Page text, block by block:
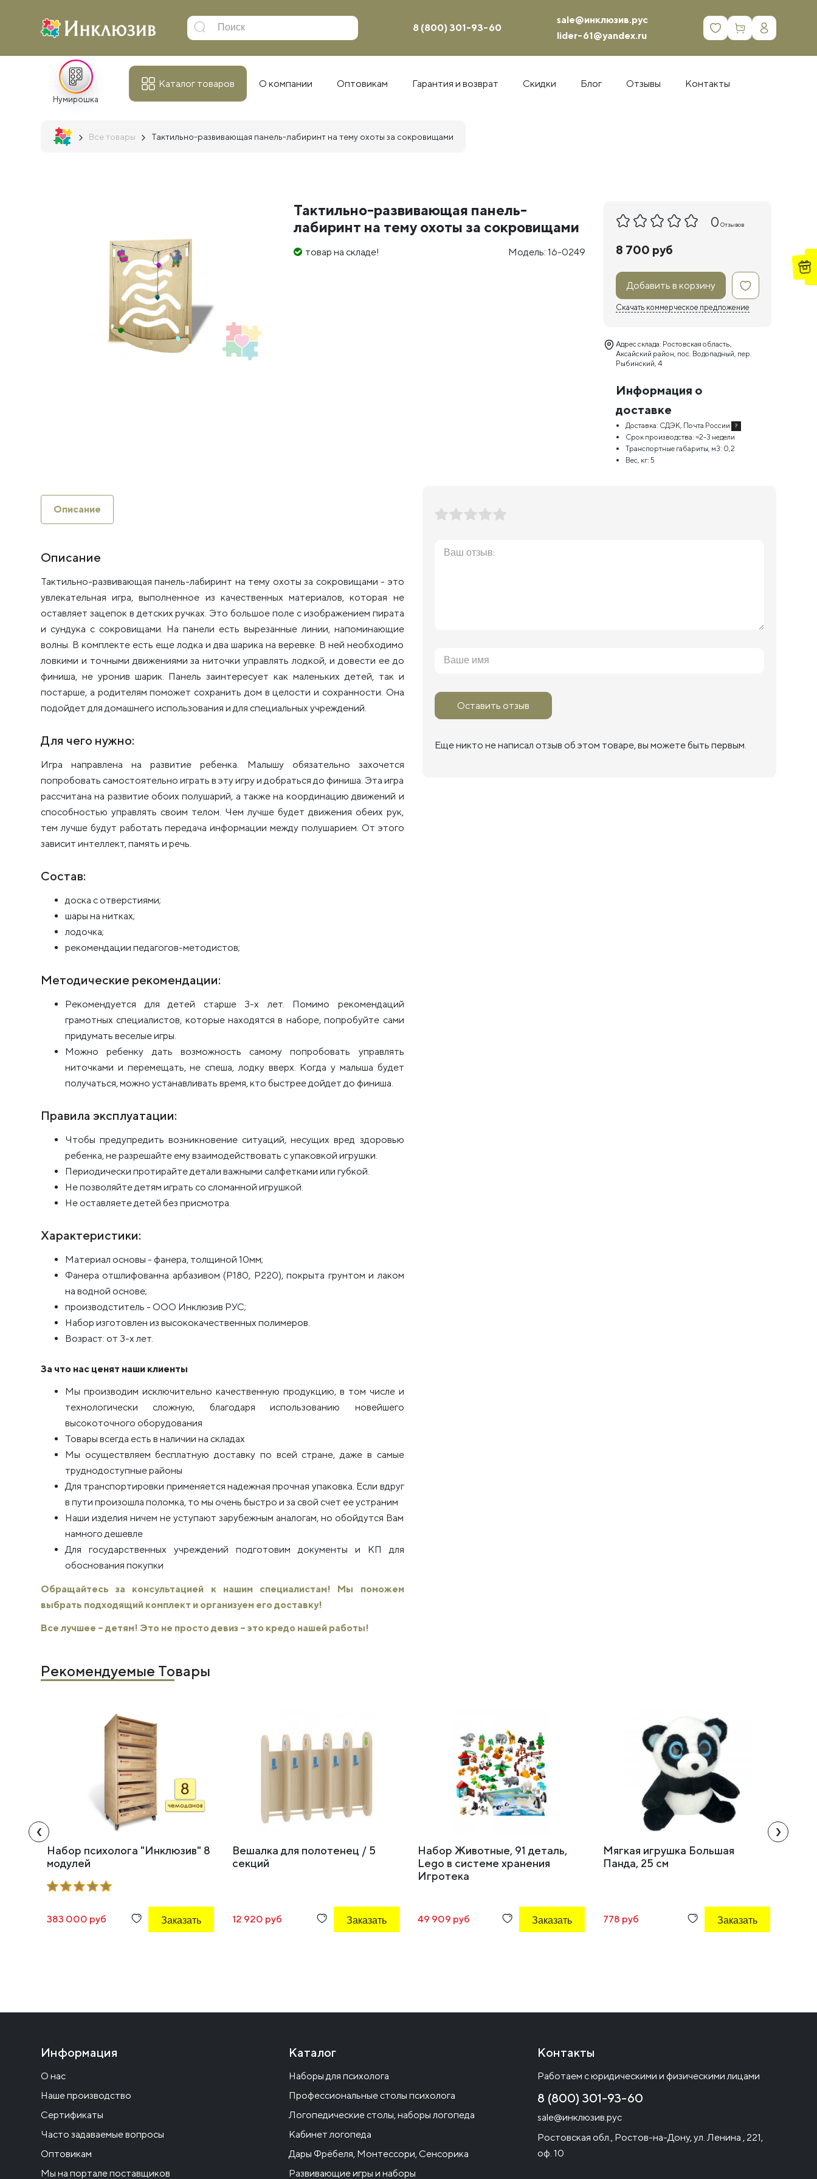
8 (800) 301-93-60
sale@инклюзив.рус
lider-61@yandex.ru
0
Нумирошка
Каталог товаров О компании Оптовикам Гарантия и возврат Скидки Блог Отзывы Контакты
Все товары Тактильно-развивающая панель-лабиринт на тему охоты за сокровищами
Тактильно-развивающая панель-
лабиринт на тему охоты за сокровищами
товар на складе! Модель: 16-0249
0 Отзывов
8 700 руб
Добавить в корзину
Скачать коммерческое предложение
Адрес склада: Ростовская область,
Аксайский район, пос. Водопадный, пер.
Рыбинский, 4
Информация о
доставке
Доставка: СДЭК, Почта России ?
Срок производства: ≈2-3 недели
Транспортные габариты, м3: 0,2
Вес, кг: 5
Описание
Описание
Тактильно-развивающая панель-лабиринт на тему охоты за сокровищами - это
увлекательная игра, выполненное из качественных материалов, которая не
оставляет зацепок в детских ручках. Это большое поле с изображением пирата
и сундука с сокровищами. На панели есть вырезанные линии, напоминающие
волны. В комплекте есть еще лодка и два шарика на веревке. В ней необходимо
ловкими и точными движениями за ниточки управлять лодкой, и довести ее до
финиша, не уронив шарик. Панель заинтересует как маленьких детей, так и
постарше, а родителям поможет сохранить дом в целости и сохранности. Она
подойдет для домашнего использования и для специальных учреждений.
Для чего нужно:
Игра направлена на развитие ребенка. Малышу обязательно захочется
попробовать самостоятельно играть в эту игру и добраться до финиша. Эта игра
рассчитана на развитие обоих полушарий, а также на координацию движений и
способностью управлять своим телом. Чем лучше будет движения обеих рук,
тем лучше будут работать передача информации между полушарием. От этого
зависит интеллект, память и речь.
Состав:
доска с отверстиями;
шары на нитках;
лодочка;
рекомендации педагогов-методистов;
Методические рекомендации:
Рекомендуется для детей старше 3-х лет. Помимо рекомендаций
грамотных специалистов, которые находятся в наборе, попробуйте сами
придумать веселые игры.
Можно ребенку дать возможность самому попробовать управлять
ниточками и перемещать, не спеша, лодку вверх. Когда у малыша будет
получаться, можно устанавливать время, кто быстрее дойдет до финиша.
Правила эксплуатации:
Чтобы предупредить возникновение ситуаций, несущих вред здоровью
ребенка, не разрешайте ему взаимодействовать с упаковкой игрушки.
Периодически протирайте детали важными салфетками или губкой.
Не позволяйте детям играть со сломанной игрушкой.
Не оставляете детей без присмотра.
Характеристики:
Материал основы - фанера, толщиной 10мм;
Фанера отшлифованна арбазивом (Р180, Р220), покрыта грунтом и лаком
на водной основе;
производститель - ООО Инклюзив РУС;
Набор изготовлен из высококачественных полимеров.
Возраст: от 3-х лет.
За что нас ценят наши клиенты
Мы производим исключительно качественную продукцию, в том числе и
технологически сложную, благодаря использованию новейшего
высокоточного оборудования
Товары всегда есть в наличии на складах
Мы осуществляем бесплатную доставку по всей стране, даже в самые
труднодоступные районы
Для транспортировки применяется надежная прочная упаковка. Если вдруг
в пути произошла поломка, то мы очень быстро и за свой счет ее устраним
Наши изделия ничем не уступают зарубежным аналогам, но обойдутся Вам
намного дешевле
Для государственных учреждений подготовим документы и КП для
обоснования покупки
Обращайтесь за консультацией к нашим специалистам! Мы поможем
выбрать подходящий комплект и организуем его доставку!
Все лучшее – детям! Это не просто девиз – это кредо нашей работы!
Оставить отзыв
Еще никто не написал отзыв об этом товаре, вы можете быть первым.
Рекомендуемые Товары
Набор психолога "Инклюзив" 8
модулей
383 000 руб Заказать
Вешалка для полотенец / 5
секций
12 920 руб Заказать
Набор Животные, 91 деталь,
Lego в системе хранения
Игротека
49 909 руб Заказать
Мягкая игрушка Большая
Панда, 25 см
778 руб Заказать
‹ ›
Информация
О нас
Наше производство
Сертификаты
Часто задаваемые вопросы
Оптовикам
Мы на портале поставщиков
Каталог
Наборы для психолога
Профессиональные столы психолога
Логопедические столы, наборы логопеда
Кабинет логопеда
Дары Фрёбеля, Монтессори, Сенсорика
Развивающие игры и наборы
Контакты
Работаем с юридическими и физическими лицами
8 (800) 301-93-60
sale@инклюзив.рус
Ростовская обл., Ростов-на-Дону, ул. Ленина , 221,
оф. 10